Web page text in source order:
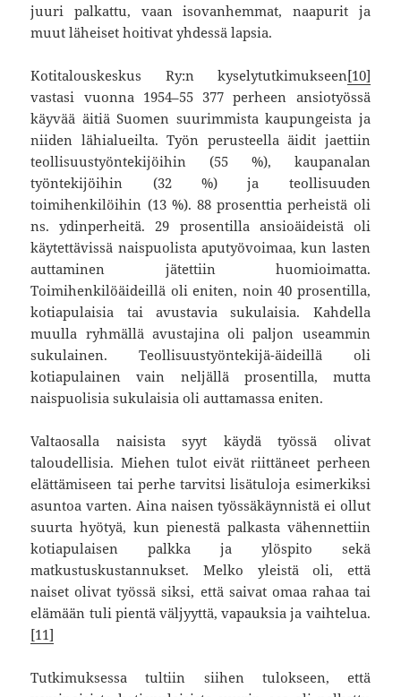
juuri palkattu, vaan isovanhemmat, naapurit ja
muut läheiset hoitivat yhdessä lapsia.
Kotitalouskeskus Ry:n kyselytutkimukseen[10]
vastasi vuonna 1954–55 377 perheen ansiotyössä
käyvää äitiä Suomen suurimmista kaupungeista ja
niiden lähialueilta. Työn perusteella äidit jaettiin
teollisuustyöntekijöihin (55 %), kaupanalan
työntekijöihin (32 %) ja teollisuuden
toimihenkilöihin (13 %). 88 prosenttia perheistä oli
ns. ydinperheitä. 29 prosentilla ansioäideistä oli
käytettävissä naispuolista aputyövoimaa, kun lasten
auttaminen jätettiin huomioimatta.
Toimihenkilöäideillä oli eniten, noin 40 prosentilla,
kotiapulaisia tai avustavia sukulaisia. Kahdella
muulla ryhmällä avustajina oli paljon useammin
sukulainen. Teollisuustyöntekijä-äideillä oli
kotiapulainen vain neljällä prosentilla, mutta
naispuolisia sukulaisia oli auttamassa eniten.
Valtaosalla naisista syyt käydä työssä olivat
taloudellisia. Miehen tulot eivät riittäneet perheen
elättämiseen tai perhe tarvitsi lisätuloja esimerkiksi
asuntoa varten. Aina naisen työssäkäynnistä ei ollut
suurta hyötyä, kun pienestä palkasta vähennettiin
kotiapulaisen palkka ja ylöspito sekä
matkustuskustannukset. Melko yleistä oli, että
naiset olivat työssä siksi, että saivat omaa rahaa tai
elämään tuli pientä väljyyttä, vapauksia ja vaihtelua.
[11]
Tutkimuksessa tultiin siihen tulokseen, että